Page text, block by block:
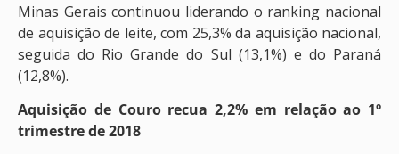
Minas Gerais continuou liderando o ranking nacional
de aquisição de leite, com 25,3% da aquisição nacional,
seguida do Rio Grande do Sul (13,1%) e do Paraná
(12,8%).
Aquisição de Courorecua 2,2% em relação ao 1º
trimestre de 2018